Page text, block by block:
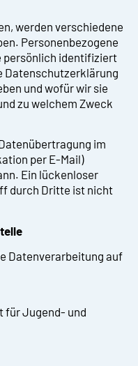
werden verschiedene
Personenbezogene
persönlich identifiziert
Datenschutzerklärung
und wofür wir sie
zu welchem Zweck
im
per E-Mail)
Ein lückenloser
durch Dritte ist nicht
Datenverarbeitung auf
für Jugend- und